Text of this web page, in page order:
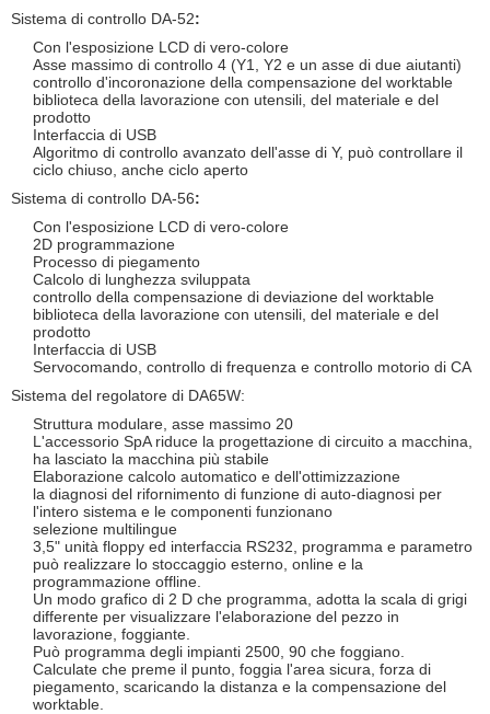
Sistema di controllo DA-52:
Con l'esposizione LCD di vero-colore
Asse massimo di controllo 4 (Y1, Y2 e un asse di due aiutanti)
controllo d'incoronazione della compensazione del worktable
biblioteca della lavorazione con utensili, del materiale e del
prodotto
Interfaccia di USB
Algoritmo di controllo avanzato dell'asse di Y, può controllare il
ciclo chiuso, anche ciclo aperto
Sistema di controllo DA-56:
Con l'esposizione LCD di vero-colore
2D programmazione
Processo di piegamento
Calcolo di lunghezza sviluppata
controllo della compensazione di deviazione del worktable
biblioteca della lavorazione con utensili, del materiale e del
prodotto
Interfaccia di USB
Servocomando, controllo di frequenza e controllo motorio di CA
Sistema del regolatore di DA65W:
Struttura modulare, asse massimo 20
L'accessorio SpA riduce la progettazione di circuito a macchina,
ha lasciato la macchina più stabile
Elaborazione calcolo automatico e dell'ottimizzazione
la diagnosi del rifornimento di funzione di auto-diagnosi per
l'intero sistema e le componenti funzionano
selezione multilingue
3,5" unità floppy ed interfaccia RS232, programma e parametro
può realizzare lo stoccaggio esterno, online e la
programmazione offline.
Un modo grafico di 2 D che programma, adotta la scala di grigi
differente per visualizzare l'elaborazione del pezzo in
lavorazione, foggiante.
Può programma degli impianti 2500, 90 che foggiano.
Calculate che preme il punto, foggia l'area sicura, forza di
piegamento, scaricando la distanza e la compensazione del
worktable.